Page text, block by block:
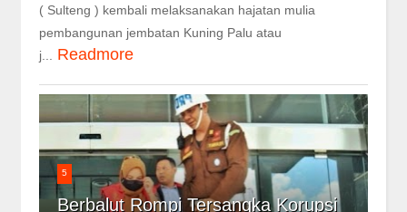
( Sulteng ) kembali melaksanakan hajatan mulia
pembangunan jembatan Kuning Palu atau
j...
Readmore
5
Berbalut Rompi Tersangka Korupsi